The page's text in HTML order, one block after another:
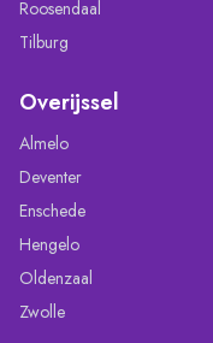
Roosendaal
Tilburg
Overijssel
Almelo
Deventer
Enschede
Hengelo
Oldenzaal
Zwolle